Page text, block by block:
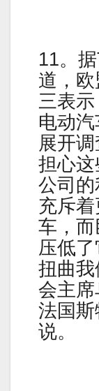
11。
道，欧
三表
电动
展开
担心这
公司的
充斥
车，
压低
扭曲我
会主席
法国
说。